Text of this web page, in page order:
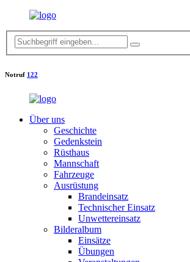
Notruf 122
Über uns
Geschichte
Gedenkstein
Rüsthaus
Mannschaft
Fahrzeuge
Ausrüstung
Brandeinsatz
Technischer Einsatz
Unwettereinsatz
Bilderalbum
Einsätze
Übungen